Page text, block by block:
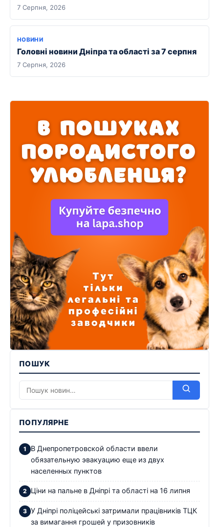
7 Серпня, 2026
НОВИНИ
Головні новини Дніпра та області за 7 серпня
7 Серпня, 2026
ПОШУК
ПОПУЛЯРНЕ
В Днепропетровской области ввели
обязательную эвакуацию еще из двух
населенных пунктов
Ціни на пальне в Дніпрі та області на 16 липня
У Дніпрі поліцейські затримали працівників ТЦК
за вимагання грошей у призовників